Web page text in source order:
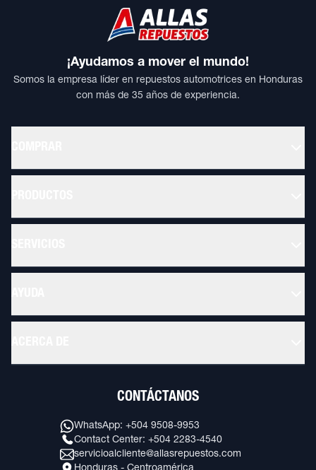
¡Ayudamos a mover el mundo!
Somos la empresa líder en repuestos automotrices en Honduras
con más de 35 años de experiencia.
CONTÁCTANOS
WhatsApp: +504 9508-9953
Contact Center: +504 2283-4540
servicioalcliente@allasrepuestos.com